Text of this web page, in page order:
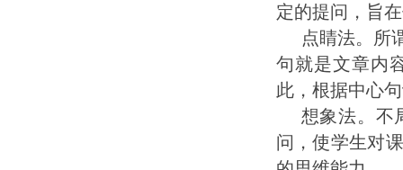
定的提问，旨
点睛法。所
句就是文章内
此，根据中心
想象法。不
问，使学生对